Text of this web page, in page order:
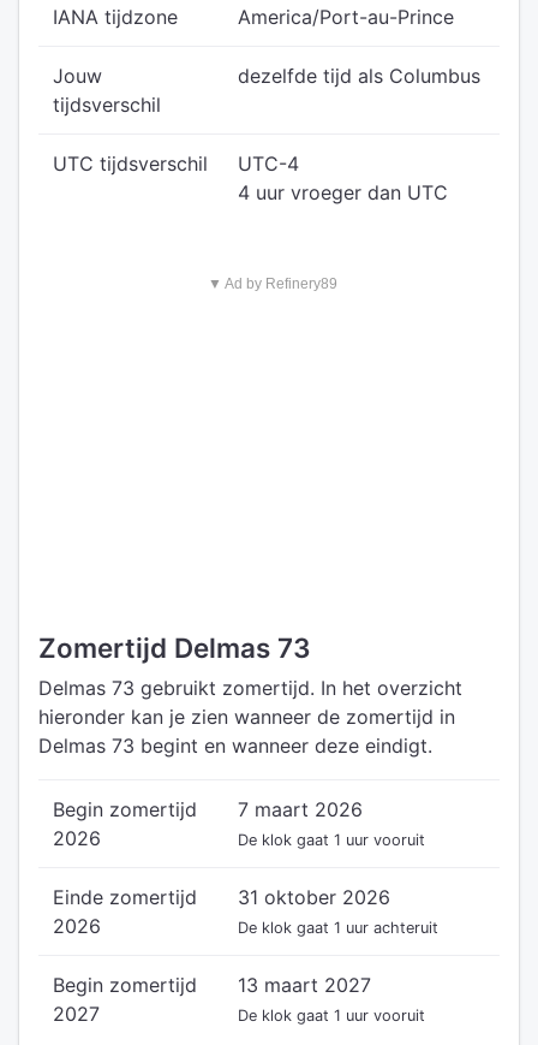
IANA tijdzone America/Port-au-Prince
Jouw
tijdsverschil
dezelfde tijd als Columbus
UTC tijdsverschil
UTC-4
4 uur vroeger dan UTC
▼ Ad by Refinery89
Zomertijd Delmas 73
Delmas 73 gebruikt zomertijd. In het overzicht
hieronder kan je zien wanneer de zomertijd in
Delmas 73 begint en wanneer deze eindigt.
Begin zomertijd
2026
7 maart 2026
De klok gaat 1 uur vooruit
Einde zomertijd
2026
31 oktober 2026
De klok gaat 1 uur achteruit
Begin zomertijd
2027
13 maart 2027
De klok gaat 1 uur vooruit